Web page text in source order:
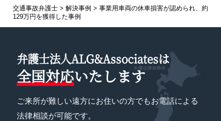
交通事故弁護士> 解決事例 > 事業用車両の休車損害が認められ、約
129万円を獲得した事例
弁護士法人ALG&Associatesは
全国対応いたします
ご来所が難しい遠方にお住いの方でもお電話による
法律相談が可能です。